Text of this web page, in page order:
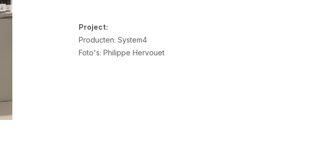
Project:
Producten: System4
Foto's: Philippe Hervouet